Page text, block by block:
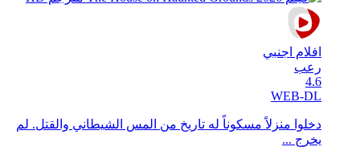
افلام اجنبي
رعب
4.6
WEB-DL
دخلوا منزلاً مسكوناً له تاريخ من المس الشيطاني والقتل. لم
يخرج ...